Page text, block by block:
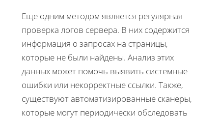
Еще одним методом является регулярная
проверка логов сервера. В них содержится
информация о запросах на страницы,
которые не были найдены. Анализ этих
данных может помочь выявить системные
ошибки или некорректные ссылки. Также,
существуют автоматизированные сканеры,
которые могут периодически обследовать